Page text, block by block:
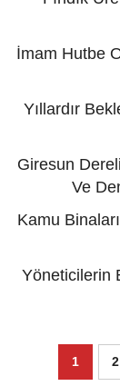
İmam Hutbe
Yıllardır
Giresun
Ve
Kamu
Yöneticilerin
1 2